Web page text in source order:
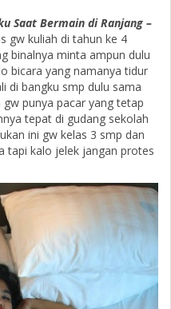
Saat Bermain di Ranjang –
gw kuliah di tahun ke 4
binalnya minta ampun dulu
bicara yang namanya tidur
di bangku smp dulu sama
punya pacar yang tetap
tepat di gudang sekolah
ini gw kelas 3 smp dan
tapi kalo jelek jangan protes